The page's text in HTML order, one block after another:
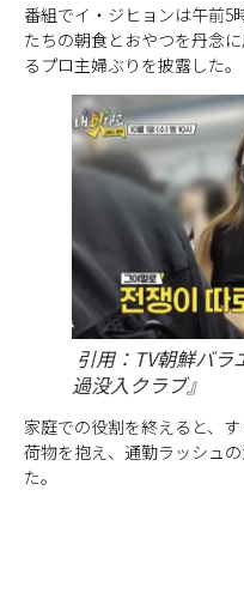
番組でイ・ジヒョンは午前5
たちの朝食とおやつを丹念
るプロ主婦ぶりを披露した。
引用：TV朝鮮バラ
過没入クラブ』
家庭での役割を終えると、
荷物を抱え、通勤ラッシュ
た。